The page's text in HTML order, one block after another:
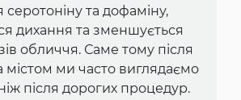
та дофаміну,
дихання та зменшується
обличчя. Саме тому після
містом ми часто виглядаємо
після дорогих процедур.